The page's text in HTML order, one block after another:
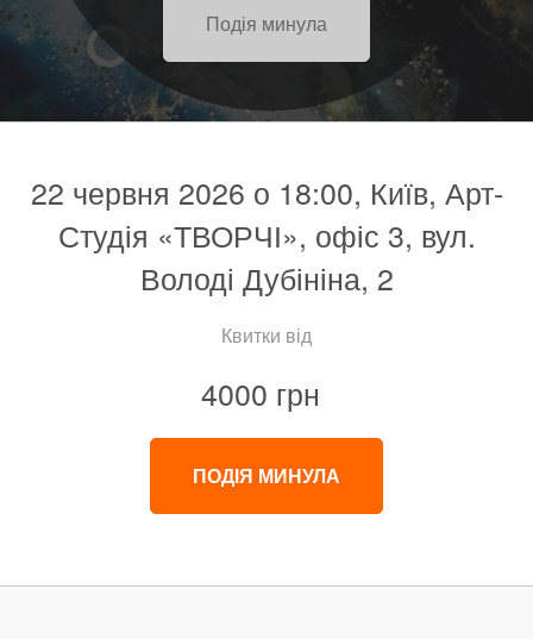
Подія минула
22 червня 2026 о 18:00, Київ, Арт-
Студія «ТВОРЧІ», офіс 3, вул.
Володі Дубініна, 2
Квитки від
4000 грн
ПОДІЯ МИНУЛА